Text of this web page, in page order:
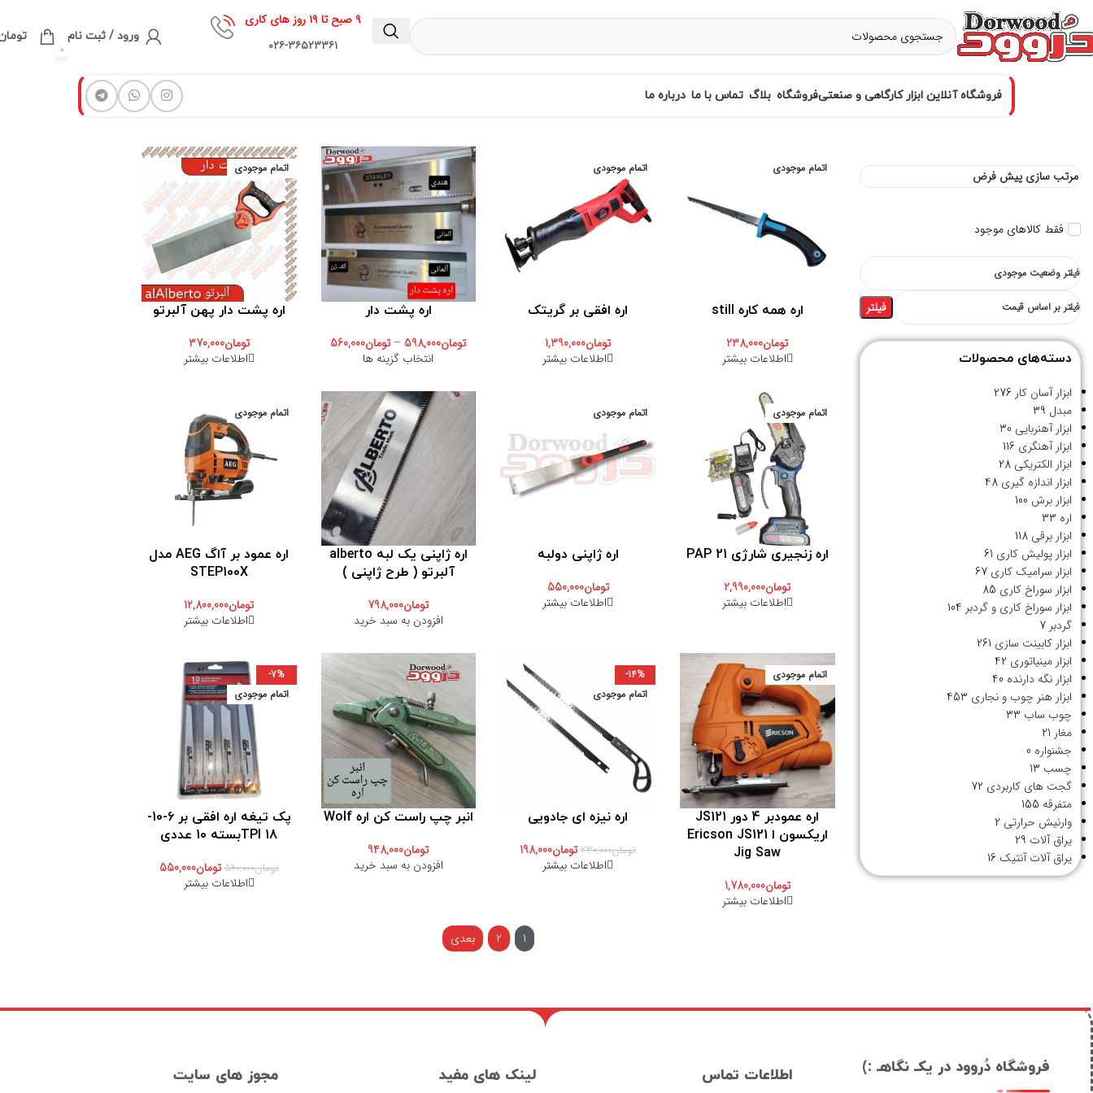
۹ صبح تا ۱۹ روز های کاری
۰۲۶-۳۶۵۲۳۳۶۱
ورود / ثبت نام
0
فروشگاه آنلاین ابزار کارگاهی و صنعتیفروشگاه بلاگ تماس با ما درباره ما
فقط کالاهای موجود
فیلتر وضعیت موجودی
فیلتر بر اساس قیمت فیلتر
دسته‌های محصولات
ابزار آسان کار 276
مبدل 39
ابزار آهنربایی 30
ابزار آهنگری 116
ابزار الکتریکی 28
ابزار اندازه گیری 48
ابزار برش 100
اره 33
ابزار برقی 118
ابزار پولیش کاری 61
ابزار سرامیک کاری 67
ابزار سوراخ کاری 85
ابزار سوراخ کاری و گردبر 104
گردبر 7
ابزار کابینت سازی 261
ابزار مینیاتوری 42
ابزار نگه دارنده 40
ابزار هنر چوب و نجاری 453
چوب ساب 33
مغار 21
جشنواره 0
چسب 13
گجت های کاربردی 72
متفرقه 155
وارنیش حرارتی 2
یراق آلات 29
یراق آلات آنتیک 16
اتمام موجودی
اره همه کاره still
تومان238,000
اطلاعات بیشتر
اتمام موجودی
اره افقی بر گریتک
تومان1,390,000
اطلاعات بیشتر
اره پشت دار
تومان598,000
– تومان560,000
انتخاب گزینه ها
اتمام موجودی
اره پشت دار پهن آلبرتو
تومان370,000
اطلاعات بیشتر
اتمام موجودی
اره زنجیری شارژی PAP 21
تومان2,990,000
اطلاعات بیشتر
اتمام موجودی
اره ژاپنی دولبه
تومان550,000
اطلاعات بیشتر
اره ژاپنی یک لبه alberto
آلبرتو ( طرح ژاپنی )
تومان798,000
افزودن به سبد خرید
اتمام موجودی
اره عمود بر آاگ AEG مدل
STEP100X
تومان12,800,000
اطلاعات بیشتر
اتمام موجودی
اره عمودبر 4 دور JS121
اریکسون ا Ericson JS121
Jig Saw
تومان1,780,000
اطلاعات بیشتر
-14%
اتمام موجودی
اره نیزه ای جادویی
تومان230,000 تومان198,000
اطلاعات بیشتر
انبر چپ راست کن اره Wolf
تومان948,000
افزودن به سبد خرید
-7%
اتمام موجودی
پک تیغه اره افقی بر 6-10-
18 TPIبسته 10 عددی
تومان590,000 تومان550,000
اطلاعات بیشتر
1
2 بعدی
فروشگاه دُروود در یکـ نگاهـ :) اطلاعات تماس لینک های مفید مجوز های سایت